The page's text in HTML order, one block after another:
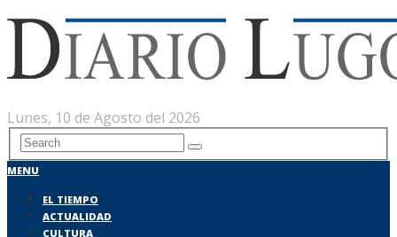
Lunes, 10 de Agosto del 2026
MENU
EL TIEMPO
ACTUALIDAD
CULTURA